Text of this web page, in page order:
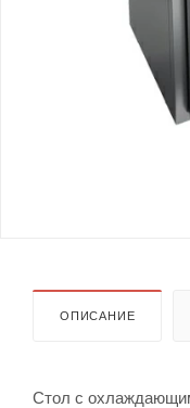
ОПИСАНИЕ
Стол с